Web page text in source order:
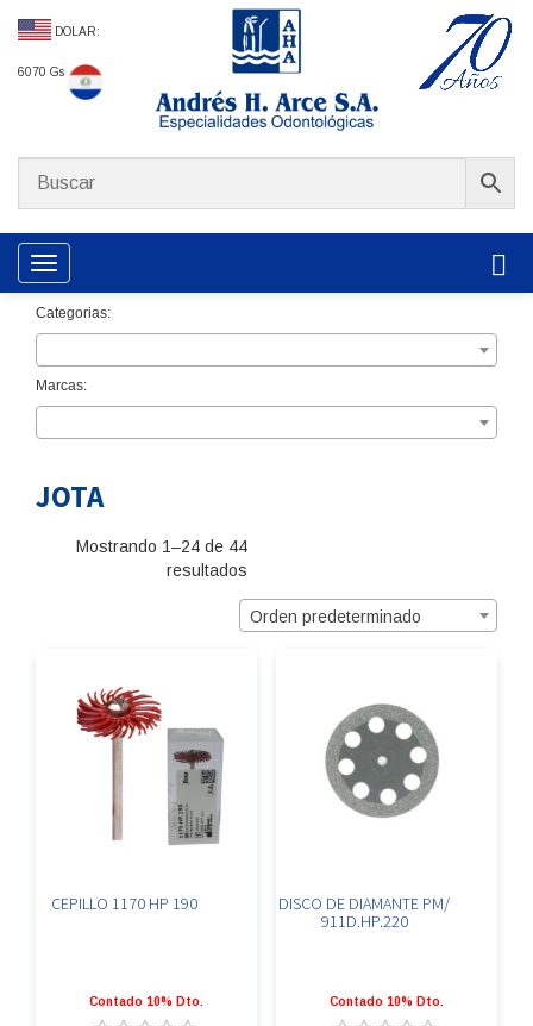
DOLAR:
6070 Gs
Toggle navigation
Categorias:
Marcas:
JOTA
Mostrando 1–24 de 44
resultados
Orden predeterminado
CEPILLO 1170 HP 190
Contado 10% Dto.
DISCO DE DIAMANTE PM/
911D.HP.220
Contado 10% Dto.